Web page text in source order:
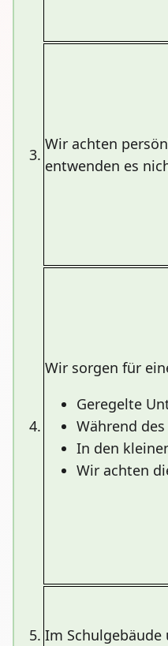
3.
Wir achten
entwenden es
4.
Wir sorgen für
Geregelte
Während
In den
Wir achten
5. Im